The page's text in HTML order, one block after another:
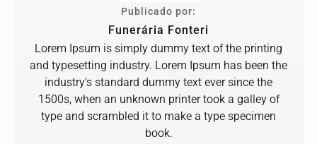
Publicado por:
Funerária Fonteri
Lorem Ipsum is simply dummy text of the printing
and typesetting industry. Lorem Ipsum has been the
industry's standard dummy text ever since the
1500s, when an unknown printer took a galley of
type and scrambled it to make a type specimen
book.